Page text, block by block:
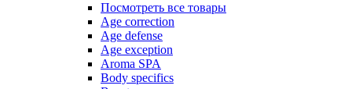
Посмотреть все товары
Age correction
Age defense
Age exception
Aroma SPA
Body specifics